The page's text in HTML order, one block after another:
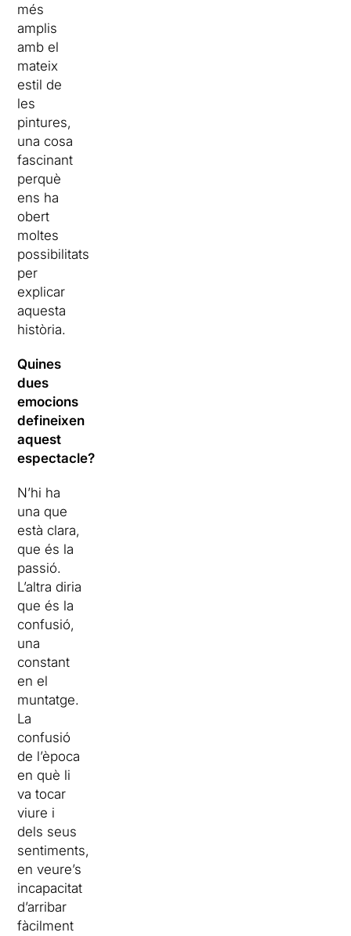
més
amplis
amb el
mateix
estil de
les
pintures,
una cosa
fascinant
perquè
ens ha
obert
moltes
possibilitats
per
explicar
aquesta
història.
Quines
dues
emocions
defineixen
aquest
espectacle?
N’hi ha
una que
està clara,
que és la
passió.
L’altra diria
que és la
confusió,
una
constant
en el
muntatge.
La
confusió
de l’època
en què li
va tocar
viure i
dels seus
sentiments,
en veure’s
incapacitat
d’arribar
fàcilment